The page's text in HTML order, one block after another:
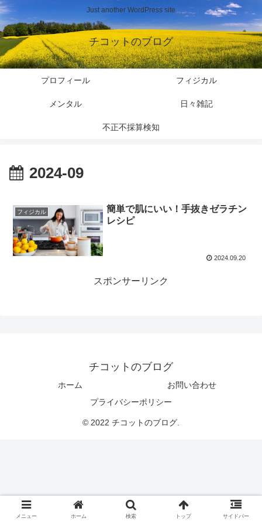
Just another WordPress site
チコットのブログ
プロフィール フィジカル
メンタル 日々雑記
不正不採算検知
2024-09
フィジカル
簡単で肌にいい！手抜きゼラチン
レシピ
2024.09.20
スポンサーリンク
チコットのブログ
ホーム
お問い合わせ
プライバシーポリシー
© 2022 チコットのブログ.
メニュー ホーム 検索 トップ サイドバー